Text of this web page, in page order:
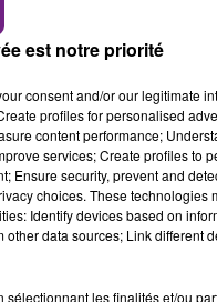
est notre priorité
consent and/or our legitimate
profiles for personalised
content performance;
services; Create profiles to
Ensure security, prevent and
choices. These technologies
Identify devices based on
data sources; Link different
les finalités et/ou